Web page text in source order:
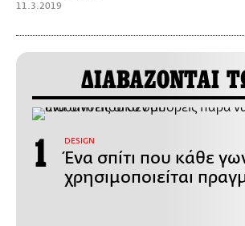
11.3.2019
ΔΙΑΒΑΖΟΝΤΑΙ
DESIGN
Ένα σπίτι που κάθε
χρησιμοποιείται